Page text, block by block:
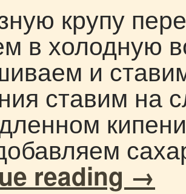
крупу
в холодную
и
ставим на
reading →